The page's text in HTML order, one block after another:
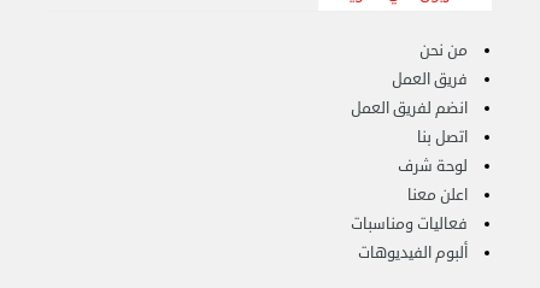
هاف لوري لتوصيل ونقل العفش 65818808
الخميس 14 سبتمبر 2023 03:06 م
من نحن
فريق العمل
انضم لفريق العمل
اتصل بنا
لوحة شرف
اعلن معنا
فعاليات ومناسبات
ألبوم الفيديوهات